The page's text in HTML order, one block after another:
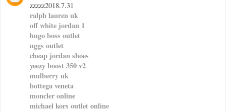
zzzzz2018.7.31
ralph lauren uk
off white jordan 1
hugo boss outlet
uggs outlet
cheap jordan shoes
yeezy boost 350 v2
mulberry uk
bottega veneta
moncler online
michael kors outlet online